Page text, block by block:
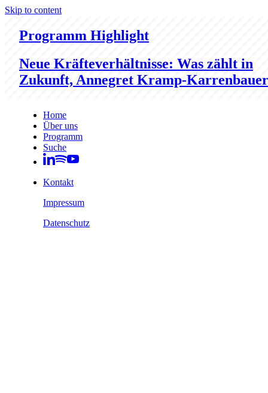
Skip to content
Programm Highlight
Neue Kräfteverhältnisse: Was zählt in
Zukunft, Annegret Kramp-
Home
Über uns
Programm
Suche
Kontakt
Impressum
Datenschutz